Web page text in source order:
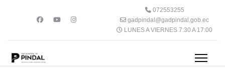
072553255
gadpindal@gadpindal.gob.ec
LUNES A VIERNES 7:30 A 17:00